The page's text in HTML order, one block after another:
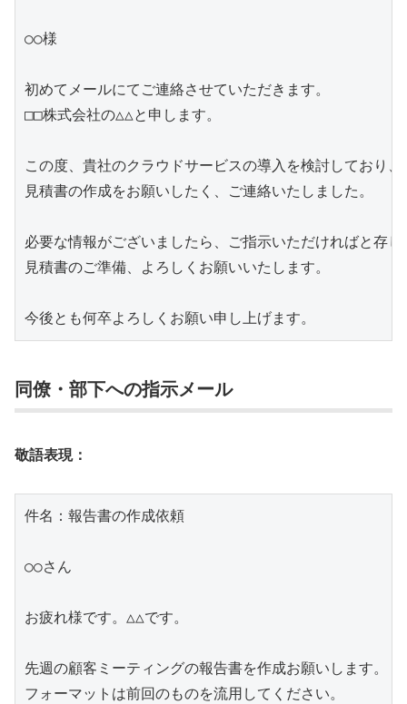
○○様
初めてメールにてご連絡させていただきます。
□□株式会社の△△と申します。
この度、貴社のクラウドサービスの導入を検討しており、
見積書の作成をお願いしたく、ご連絡いたしました。
必要な情報がございましたら、ご指示いただければと存じ
見積書のご準備、よろしくお願いいたします。
同僚・部下への指示メール
敬語表現：
件名：報告書の作成依頼
○○さん
お疲れ様です。△△です。
先週の顧客ミーティングの報告書を作成お願いします。
フォーマットは前回のものを流用してください。